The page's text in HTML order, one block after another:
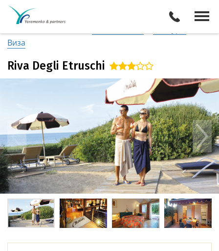
Италия
Побережье Тосканы / Ливорно
Виза
Riva Degli Etruschi